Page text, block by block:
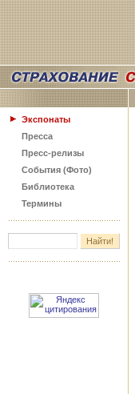
Экспонаты
Пресса
Пресс-релизы
События (Фото)
Библиотека
Термины